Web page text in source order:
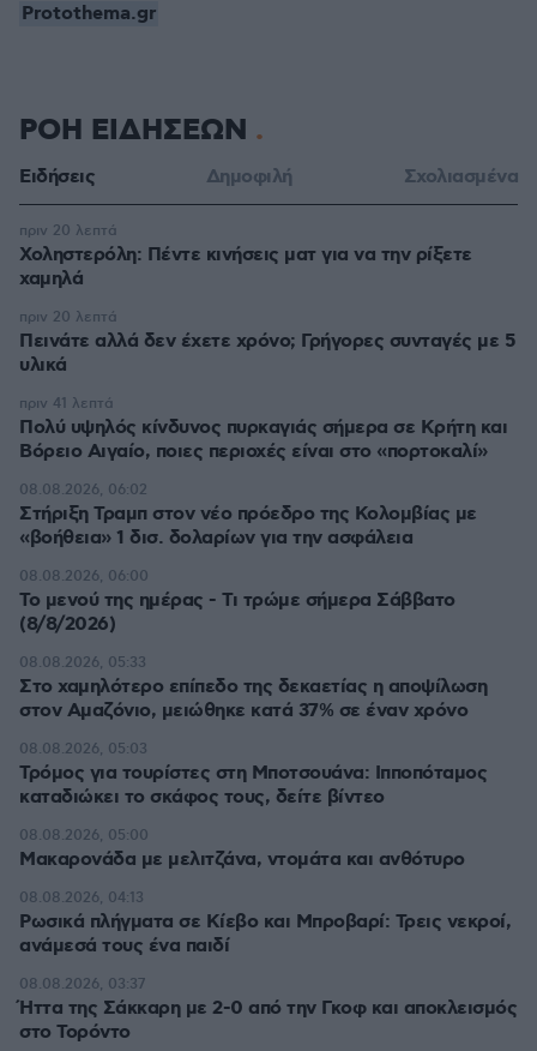
Protothema.gr
ΡΟΗ ΕΙΔΗΣΕΩΝ
Ειδήσεις Δημοφιλή Σχολιασμένα
Χοληστερόλη: Πέντε κινήσεις ματ για να την ρίξετε
χαμηλά
πριν 20 λεπτά
Πεινάτε αλλά δεν έχετε χρόνο; Γρήγορες συνταγές με 5
υλικά
πριν 20 λεπτά
Πολύ υψηλός κίνδυνος πυρκαγιάς σήμερα σε Κρήτη και
Βόρειο Αιγαίο, ποιες περιοχές είναι στο «πορτοκαλί»
πριν 41 λεπτά
Στήριξη Τραμπ στον νέο πρόεδρο της Κολομβίας με
«βοήθεια» 1 δισ. δολαρίων για την ασφάλεια
08.08.2026, 06:02
Το μενού της ημέρας - Τι τρώμε σήμερα Σάββατο
(8/8/2026)
08.08.2026, 06:00
Στο χαμηλότερο επίπεδο της δεκαετίας η αποψίλωση
στον Αμαζόνιο, μειώθηκε κατά 37% σε έναν χρόνο
08.08.2026, 05:33
Τρόμος για τουρίστες στη Μποτσουάνα: Ιπποπόταμος
καταδιώκει το σκάφος τους, δείτε βίντεο
08.08.2026, 05:03
Μακαρονάδα με μελιτζάνα, ντομάτα και ανθότυρο
08.08.2026, 05:00
Ρωσικά πλήγματα σε Κίεβο και Μπροβαρί: Τρεις νεκροί,
ανάμεσά τους ένα παιδί
08.08.2026, 04:13
Ήττα της Σάκκαρη με 2-0 από την Γκοφ και αποκλεισμός
στο Τορόντο
08.08.2026, 03:37